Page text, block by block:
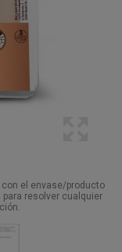
el envase/producto
resolver cualquier